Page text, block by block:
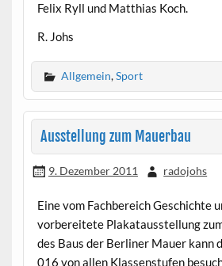
Felix Ryll und Matthias Koch.
R. Johs
Allgemein,Sport
Ausstellung zum Mauerbau
9. Dezember 2011 radojohs
Eine vom Fachbereich Geschichte
vorbereitete Plakatausstellung
des Baus der Berliner Mauer kann
016 von allen Klassenstufen